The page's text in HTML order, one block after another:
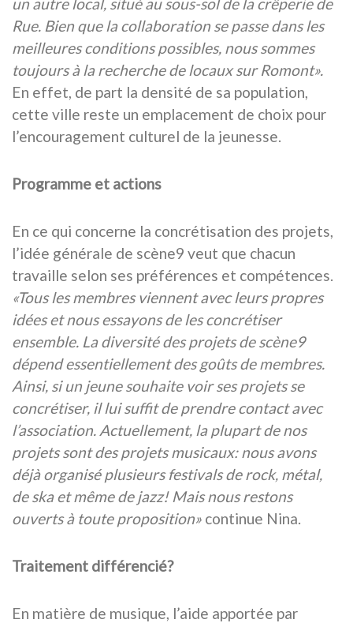
Rue. Bien que la collaboration se passe dans les
meilleures conditions possibles, nous sommes
toujours à la recherche de locaux sur Romont».
En effet, de part la densité de sa population,
cette ville reste un emplacement de choix pour
l’encouragement culturel de la jeunesse.
Programme et actions
En ce qui concerne la concrétisation des projets,
l’idée générale de scène9 veut que chacun
travaille selon ses préférences et compétences.
«Tous les membres viennent avec leurs propres
idées et nous essayons de les concrétiser
ensemble. La diversité des projets de scène9
dépend essentiellement des goûts de membres.
Ainsi, si un jeune souhaite voir ses projets se
concrétiser, il lui suffit de prendre contact avec
l’association. Actuellement, la plupart de nos
projets sont des projets musicaux: nous avons
déjà organisé plusieurs festivals de rock, métal,
de ska et même de jazz! Mais nous restons
ouverts à toute proposition» continue Nina.
Traitement différencié?
En matière de musique, l’aide apportée par